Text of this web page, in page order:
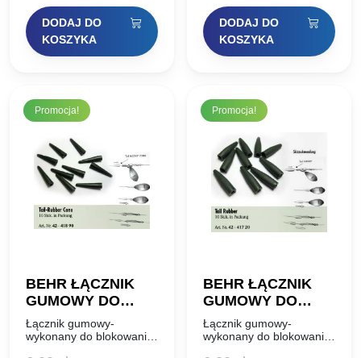
na zrywanie.
Opakowanie:…
cena
wynosiła:
33,00 zł.
cena
wynosi:
19,80 zł.
DODAJ DO
KOSZYKA
blokować na nim
pierścień przelotowy
lub…
cena
wynosiła:
11,00 zł.
cena
wynosi:
6,60 zł.
DODAJ DO
KOSZYKA
Promocja!
BEHR ŁĄCZNIK
GUMOWY DO
BEZPIECZNEGO
KLIPSA 42-41890
Łącznik gumowy-
wykonany do blokowania
Promocja!
BEHR ŁĄCZNIK
GUMOWY DO
BEZPIECZNEGO
KLIPSA BEHR
Łącznik gumowy-
wykonany do blokowania